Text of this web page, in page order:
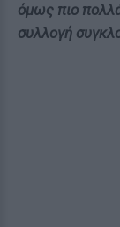
όμως πιο
συλλογή